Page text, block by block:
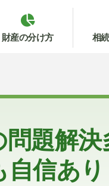
財産の分け方 相
題解決
信あり